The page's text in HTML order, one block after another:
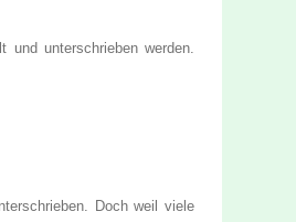
und unterschrieben werden.
Doch weil viele